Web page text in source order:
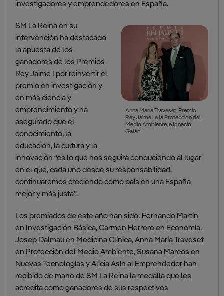
investigadores y emprendedores en España.
Anna María Traveset, Premio
Rey Jaime I a la Protección del
Medio Ambiente, e Ignacio
Galán.
SM La Reina en su
intervención ha destacado
la apuesta de los
ganadores de los Premios
Rey Jaime I por reinvertir el
premio en investigación y
en más ciencia y
emprendimiento y ha
asegurado que el
conocimiento, la
educación, la cultura y la
innovación “es lo que nos seguirá conduciendo al lugar
en el que, cada uno desde su responsabilidad,
continuaremos creciendo como país en una España
mejor y más justa”.
Los premiados de este año han sido: Fernando Martín
en Investigación Básica, Carmen Herrero en Economía,
Josep Dalmau en Medicina Clínica, Anna María Traveset
en Protección del Medio Ambiente, Susana Marcos en
Nuevas Tecnologías y Alicia Asín al Emprendedor han
recibido de mano de SM La Reina la medalla que les
acredita como ganadores de sus respectivos